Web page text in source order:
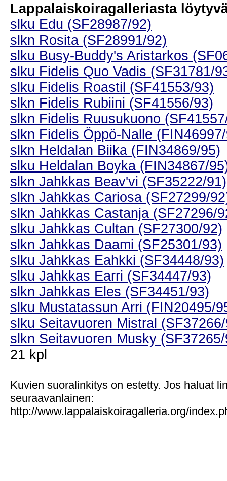
Lappalaiskoiragalleriasta
slku Edu (SF28987/92)
slkn Rosita (SF28991/92)
slku Busy-Buddy's Aristarkos
slku Fidelis Quo Vadis (SF31781/
slku Fidelis Roastil (SF41553/93)
slkn Fidelis Rubiini (SF41556/93)
slkn Fidelis Ruusukuono
slkn Fidelis Öppö-Nalle
slkn Heldalan Biika (FIN34869/95)
slku Heldalan Boyka (FIN34867/
slkn Jahkkas Beav'vi (SF35222/91)
slkn Jahkkas Cariosa (SF27299/
slkn Jahkkas Castanja (SF27296/
slku Jahkkas Cultan (SF27300/92)
slkn Jahkkas Daami (SF25301/93)
slku Jahkkas Eahkki (SF34448/93)
slku Jahkkas Earri (SF34447/93)
slkn Jahkkas Eles (SF34451/93)
slku Mustatassun Arri (FIN20495/
slku Seitavuoren Mistral
slkn Seitavuoren Musky
21 kpl
Kuvien suoralinkitys on estetty. Jos haluat
seuraavanlainen:
http://www.lappalaiskoiragalleria.org/